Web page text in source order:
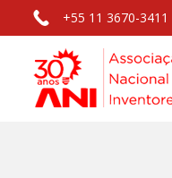
+55 11 3670-3411